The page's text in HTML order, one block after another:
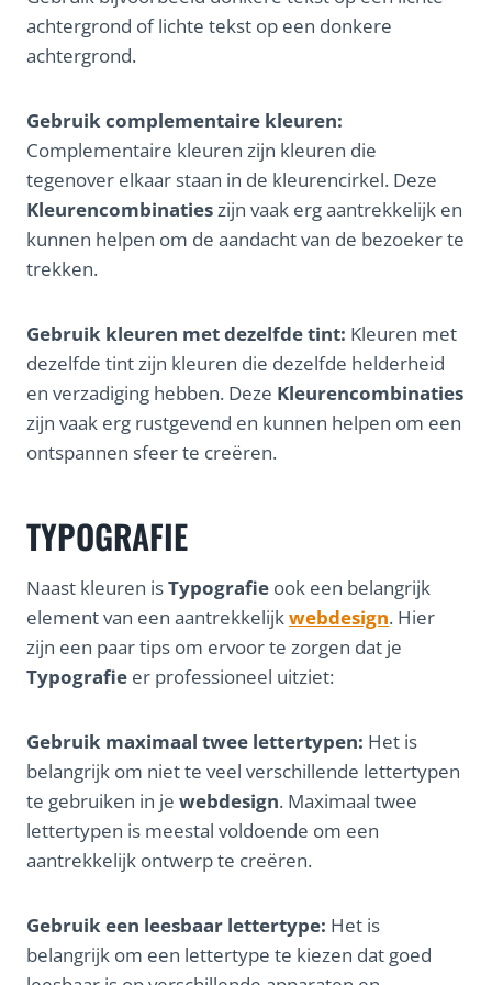
achtergrond of lichte tekst op een donkere
achtergrond.
Gebruik complementaire kleuren:
Complementaire kleuren zijn kleuren die
tegenover elkaar staan in de kleurencirkel. Deze
Kleurencombinatieszijn vaak erg aantrekkelijk en
kunnen helpen om de aandacht van de bezoeker te
trekken.
Gebruik kleuren met dezelfde tint: Kleuren met
dezelfde tint zijn kleuren die dezelfde helderheid
en verzadiging hebben. Deze Kleurencombinaties
zijn vaak erg rustgevend en kunnen helpen om een
ontspannen sfeer te creëren.
TYPOGRAFIE
Naast kleuren isTypografie ook een belangrijk
element van een aantrekkelijkwebdesign. Hier
zijn een paar tips om ervoor te zorgen dat je
Typografie er professioneel uitziet:
Gebruik maximaal twee lettertypen: Het is
belangrijk om niet te veel verschillende lettertypen
te gebruiken in je webdesign. Maximaal twee
lettertypen is meestal voldoende om een
aantrekkelijk ontwerp te creëren.
Gebruik een leesbaar lettertype: Het is
belangrijk om een lettertype te kiezen dat goed